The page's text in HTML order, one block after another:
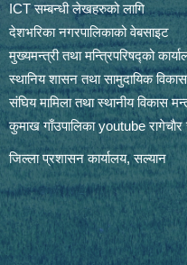
ICT सम्बन्धी लेखहरुको लागि
देशभरिका नगरपालिकाको वेबसाइट
मुख्यमन्त्री तथा मन्त्रिपरिषद्को
स्थानिय शासन तथा सामुदायिक
संघिय मामिला तथा स्थानीय विकास
कुमाख गाँउपालिका youtube रागेचाैर
जिल्ला प्रशासन कार्यालय, सल्यान